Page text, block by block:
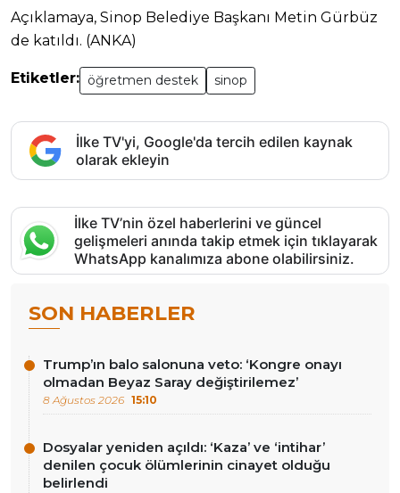
Açıklamaya, Sinop Belediye Başkanı Metin Gürbüz
de katıldı. (ANKA)
Etiketler: öğretmen destek sinop
İlke TV'yi, Google'da tercih edilen kaynak
olarak ekleyin
İlke TV’nin özel haberlerini ve güncel
gelişmeleri anında takip etmek için tıklayarak
WhatsApp kanalımıza abone olabilirsiniz.
SON HABERLER
Trump’ın balo salonuna veto: ‘Kongre onayı
olmadan Beyaz Saray değiştirilemez’
8 Ağustos 2026 15:10
Dosyalar yeniden açıldı: ‘Kaza’ ve ‘intihar’
denilen çocuk ölümlerinin cinayet olduğu
belirlendi